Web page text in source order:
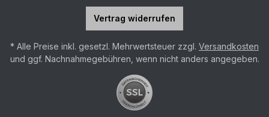
Vertrag widerrufen
* Alle Preise inkl. gesetzl. Mehrwertsteuer zzgl. Versandkosten
und ggf. Nachnahmegebühren, wenn nicht anders angegeben.